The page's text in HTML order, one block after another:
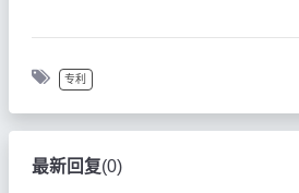
专利
最新回复(0)